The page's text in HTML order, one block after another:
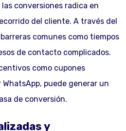
conversiones radica en
del cliente. A través del
comunes como tiempos
de contacto complicados.
como cupones
puede generar un
de conversión.
y